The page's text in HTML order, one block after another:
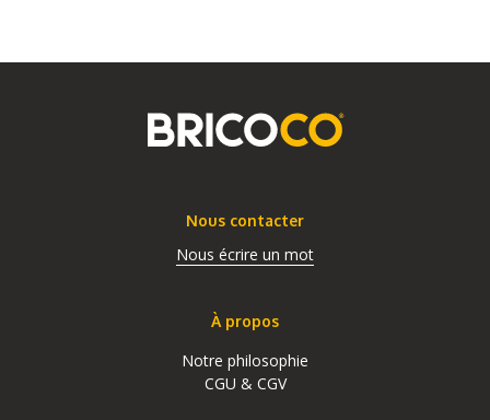
Nous contacter
Nous écrire un mot
À propos
Notre philosophie
CGU & CGV